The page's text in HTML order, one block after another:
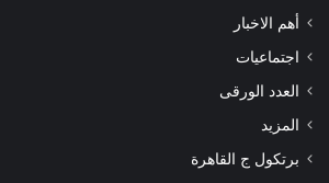
أهم الاخبار
اجتماعيات
العدد الورقى
المزيد
برتكول ج القاهرة